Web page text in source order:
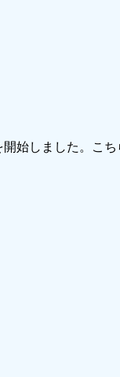
始しました。こ